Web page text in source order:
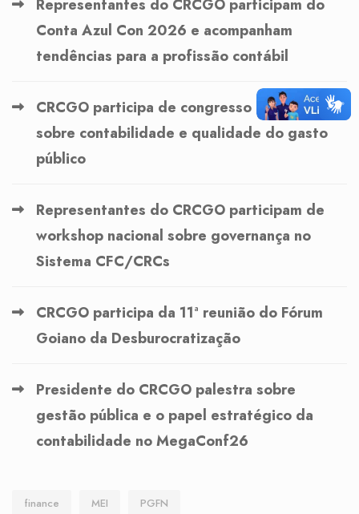
Representantes do CRCGO participam do
Conta Azul Con 2026 e acompanham
tendências para a profissão contábil
CRCGO participa de congresso internacional
sobre contabilidade e qualidade do gasto
público
Representantes do CRCGO participam de
workshop nacional sobre governança no
Sistema CFC/CRCs
CRCGO participa da 11ª reunião do Fórum
Goiano da Desburocratização
Presidente do CRCGO palestra sobre
gestão pública e o papel estratégico da
contabilidade no MegaConf26
finance MEI PGFN